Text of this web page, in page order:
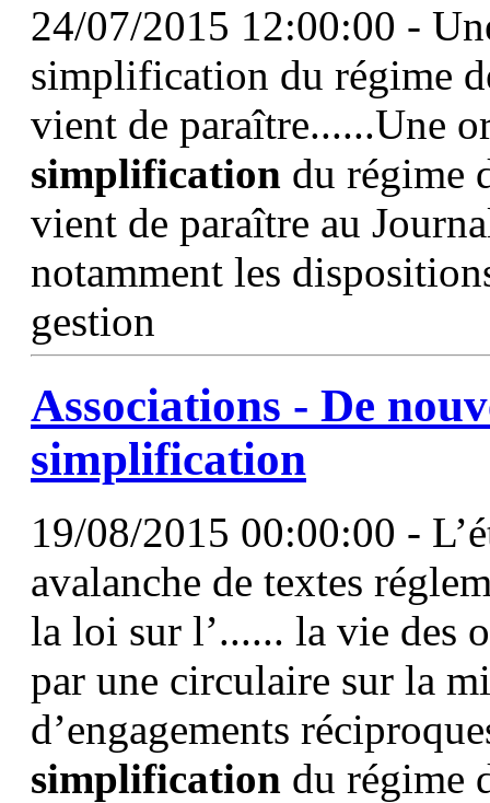
24/07/2015 12:00:00 -
simplification du régime
vient de paraître......Une
simplification du régime
vient de paraître au
notamment les
gestion
Associations - De
simplification
19/08/2015 00:00:00 -
avalanche de textes
la loi sur l’...... la vie des
par une circulaire sur la
d’engagements
simplification du régime